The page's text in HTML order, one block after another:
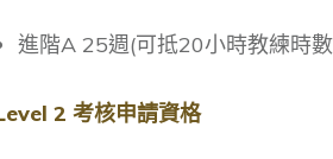
進階A 25週(可抵20小時教練時
2 考核申請資格